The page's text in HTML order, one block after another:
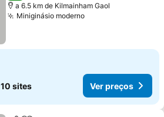
a 6.5 km de Kilmainham Gaol
Miniginásio modernoVer preços
10 sites Ver preços